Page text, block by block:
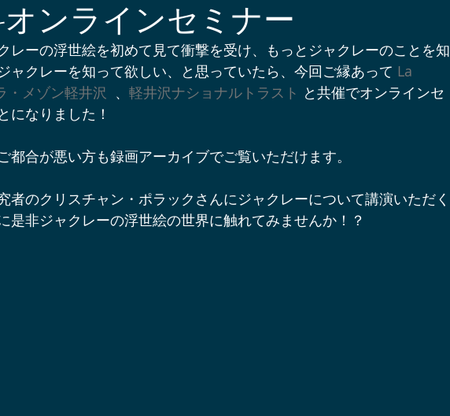
ケット考察 軽井沢紅葉情報 プレスリリース
ワイナリー 宿泊施設 軽井沢オフサイトミーティング 軽井沢スキー
軽井沢アート情報 YouTube軽井沢トリップ 軽井沢の歩き方
オンラインセミナー
レーの浮世絵を初めて見て衝撃を受け、もっとジャクレーのことを知
ャクレーを知って欲しい、と思っていたら、今回ご縁あって La
メゾン軽井沢
  、
軽井沢ナショナルトラスト と共催でオンラインセ
になりました！
都合が悪い方も録画アーカイブでご覧いただけます。
者のクリスチャン・ポラックさんにジャクレーについて講演いただく
是非ジャクレーの浮世絵の世界に触れてみませんか！？